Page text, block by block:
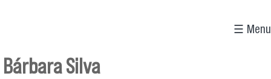
☰ Menu
Bárbara Silva